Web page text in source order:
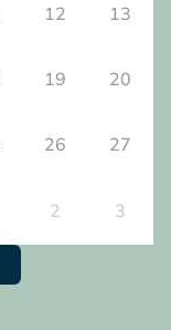
12 13
19 20
26 27
2 3